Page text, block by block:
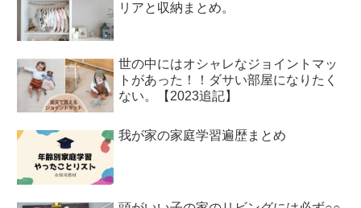
リアと収納まとめ。
世の中にはオシャレなジョイントマッ
トがあった！！ダサい部屋になりたく
ない。【2023追記】
我が家の家庭学習遍歴まとめ